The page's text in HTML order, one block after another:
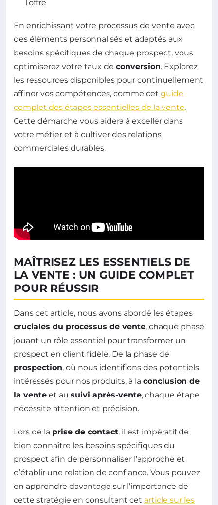
l’offre
En enrichissant votre processus de vente avec
des éléments personnalisés et adaptés aux
besoins spécifiques de chaque prospect, vous
optimiserez votre taux de conversion. Explorez
les ressources disponibles pour continuellement
affiner vos compétences, comme cet guide
complet des étapes essentielles de la vente.
Cette démarche vous aidera à exceller dans
votre métier et à cultiver des relations
commerciales durables.
MAÎTRISEZ LES ESSENTIELS DE
LA VENTE : UN GUIDE COMPLET
POUR RÉUSSIR
Dans cet article, nous avons abordé les étapes
cruciales du processus de vente, chaque phase
jouant un rôle essentiel pour transformer un
prospect en client fidèle. De la phase de
prospection, où nous identifions des potentiels
intéressés pour nos produits, à la conclusion de
la vente et au suivi après-vente, chaque étape
nécessite attention et précision.
Lors de la prise de contact, il est impératif de
bien connaître les besoins spécifiques du
prospect afin de personnaliser l’approche et
d’établir une relation de confiance. Vous pouvez
en apprendre davantage sur l’importance de
cette stratégie en consultant cet article sur les